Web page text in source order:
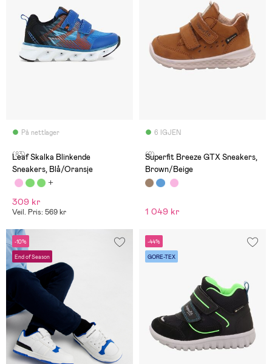
På nettlager
(83)
Leaf Skalka Blinkende
Sneakers, Blå/Oransje
309 kr
Veil. Pris: 569 kr
6 IGJEN
(2)
Superfit Breeze GTX Sneakers,
Brown/Beige
1 049 kr
-10%
End of Season
-44%
GORE-TEX